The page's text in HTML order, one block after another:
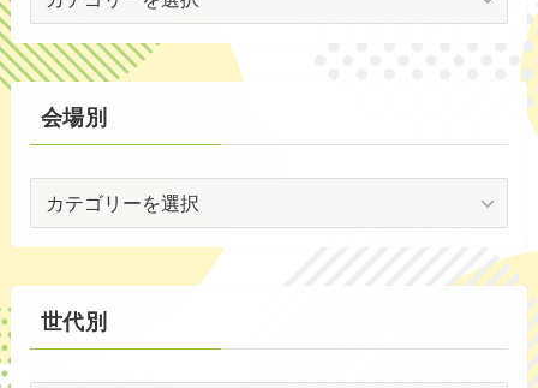
(1)
(5)
(29)
ン
ト
別
会場別
別
世代別